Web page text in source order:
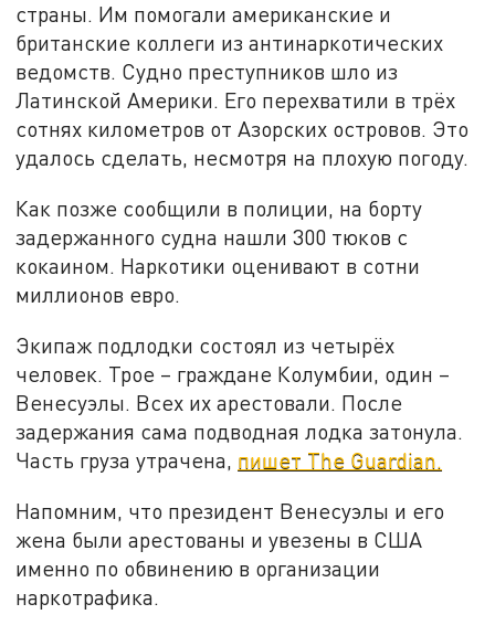
страны. Им помогали американские и
британские коллеги из антинаркотических
ведомств. Судно преступников шло из
Латинской Америки. Его перехватили в трёх
сотнях километров от Азорских островов. Это
удалось сделать, несмотря на плохую погоду.
Как позже сообщили в полиции, на борту
задержанного судна нашли 300 тюков с
кокаином. Наркотики оценивают в сотни
миллионов евро.
Экипаж подлодки состоял из четырёх
человек. Трое – граждане Колумбии, один –
Венесуэлы. Всех их арестовали. После
задержания сама подводная лодка затонула.
Часть груза утрачена, пишет The Guardian.
Напомним, что президент Венесуэлы и его
жена были арестованы и увезены в США
именно по обвинению в организации
наркотрафика.